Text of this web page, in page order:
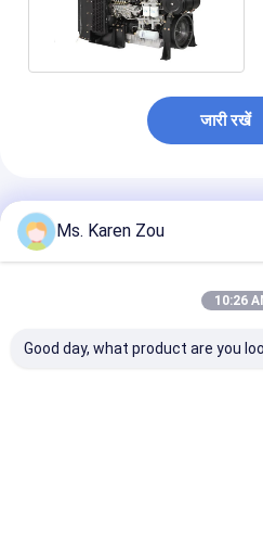
जारी रखें
अनुशंसित उत्पाद
Ms. Karen Zou
10:26
Good day, what product are you